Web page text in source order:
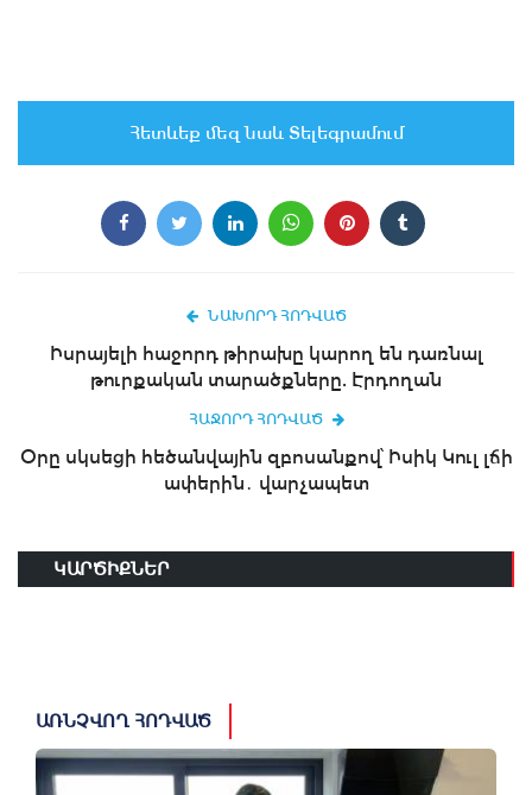
Հետևեք մեզ նաև Տելեգրամում
ՆԱԽՈՐԴ ՀՈԴՎԱԾ
Իսրայելի հաջորդ թիրախը կարող են դառնալ
թուրքական տարածքները. Էրդողան
ՀԱՋՈՐԴ ՀՈԴՎԱԾ
Օրը սկսեցի հեծանվային զբոսանքով՝ Իսիկ Կուլ լճի
ափերին․ վարչապետ
ԿԱՐԾԻՔՆԵՐ
ԱՌՆՉՎՈՂ ՀՈԴՎԱԾ